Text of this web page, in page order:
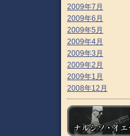
2009年7月
2009年6月
2009年5月
2009年4月
2009年3月
2009年2月
2009年1月
2008年12月